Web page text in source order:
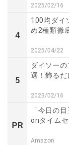
2025/02/16
4
100均ダイ
め2種類徹
2025/04/22
5
ダイソー
選！飾る
2023/02/16
PR
「今日の
onタイム
Amazon